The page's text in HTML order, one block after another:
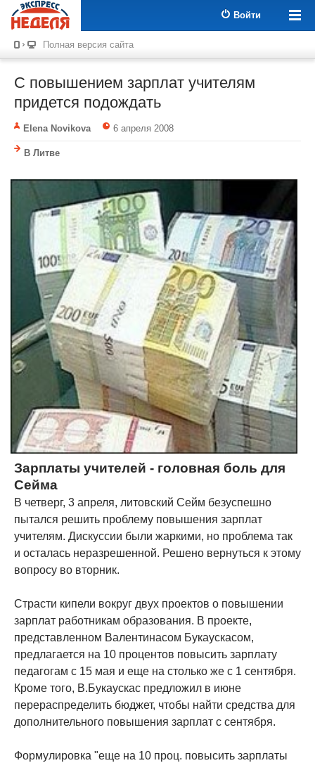
Войти
Полная версия сайта
С повышением зарплат учителям
придется подождать
Elena Novikova 6 апреля 2008
В Литве
Зарплаты учителей - головная боль для
Сейма
В четверг, 3 апреля, литовский Сейм безуспешно
пытался решить проблему повышения зарплат
учителям. Дискуссии были жаркими, но проблема так
и осталась неразрешенной. Решено вернуться к этому
вопросу во вторник.
Страсти кипели вокруг двух проектов о повышении
зарплат работникам образования. В проекте,
представленном Валентинасом Букаускасом,
предлагается на 10 процентов повысить зарплату
педагогам с 15 мая и еще на столько же с 1 сентября.
Кроме того, В.Букаускас предложил в июне
перераспределить бюджет, чтобы найти средства для
дополнительного повышения зарплат с сентября.
Формулировка "еще на 10 проц. повысить зарплаты